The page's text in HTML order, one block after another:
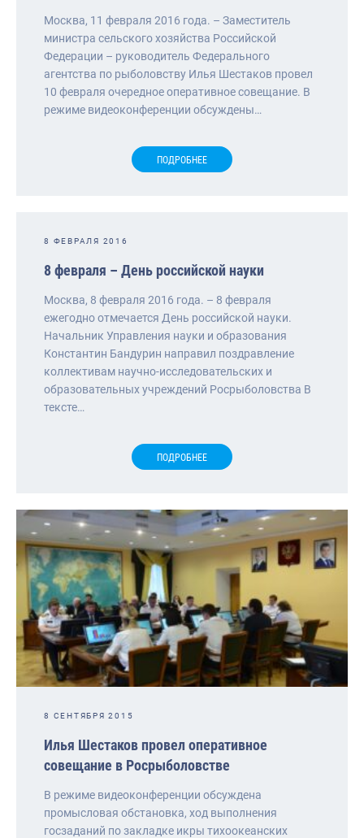
Москва, 11 февраля 2016 года. – Заместитель
министра сельского хозяйства Российской
Федерации – руководитель Федерального
агентства по рыболовству Илья Шестаков провел
10 февраля очередное оперативное совещание. В
режиме видеоконференции обсуждены…
ПОДРОБНЕЕ
8 ФЕВРАЛЯ 2016
8 февраля – День российской науки
Москва, 8 февраля 2016 года. – 8 февраля
ежегодно отмечается День российской науки.
Начальник Управления науки и образования
Константин Бандурин направил поздравление
коллективам научно-исследовательских и
образовательных учреждений Росрыболовства В
тексте…
ПОДРОБНЕЕ
8 СЕНТЯБРЯ 2015
Илья Шестаков провел оперативное
совещание в Росрыболовстве
В режиме видеоконференции обсуждена
промысловая обстановка, ход выполнения
госзаданий по закладке икры тихоокеанских